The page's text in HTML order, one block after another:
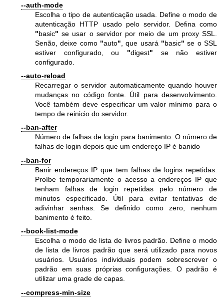
--auth-mode
Escolha o tipo de autenticação usada. Define o modo de
autenticação HTTP usado pelo servidor. Defina como
"basic" se usar o servidor por meio de um proxy SSL.
Senão, deixe como "auto" , que usará "basic" se o SSL
estiver configurado, ou "digest" se não estiver
configurado.
--auto-reload
Recarregar o servidor automaticamente quando houver
mudanças no código fonte. Útil para desenvolvimento.
Você também deve especificar um valor mínimo para o
tempo de reinicio do servidor.
--ban-after
Número de falhas de login para banimento. O número de
falhas de login depois que um endereço IP é banido
--ban-for
Banir endereços IP que tem falhas de logins repetidas.
Proíbe temporariamente o acesso a endereços IP que
tenham falhas de login repetidas pelo número de
minutos especificado. Útil para evitar tentativas de
adivinhar senhas. Se definido como zero, nenhum
banimento é feito.
--book-list-mode
Escolha o modo de lista de livros padrão. Define o modo
de lista de livros padrão que será utilizado para novos
usuários. Usuários individuais podem sobrescrever o
padrão em suas próprias configurações. O padrão é
utilizar uma grade de capas.
--compress-min-size